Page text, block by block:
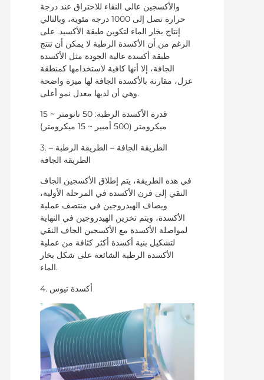
والأكسجين عالي النقاء للاحتراق عند درجة
حرارة تصل إلى 1000 درجة مئوية، وبالتالي
إنتاج بخار الماء لتكوين طبقة الأكسيد. على
الرغم من أن الأكسدة الرطبة لا يمكن أن تنتج
طبقة أكسدة عالية الجودة مثل الأكسدة
الجافة، إلا أنها كافية لاستخدامها كمنطقة
عزل، مقارنة بالأكسدة الجافة لها ميزة واضحة
وهي أن لديها معدل نمو أعلى.
قدرة الأكسدة الرطبة: 50 نانومتر ~ 15
3. الطريقة الجافة – الطريقة الرطبة –
في هذه الطريقة، يتم إطلاق الأكسجين الجاف
النقي إلى فرن الأكسدة في المرحلة الأولية،
ويضاف الهيدروجين في منتصف عملية
الأكسدة، ويتم تخزين الهيدروجين في النهاية
لمواصلة الأكسدة مع الأكسجين الجاف النقي
لتشكيل بنية أكسدة أكثر كثافة من عملية
الأكسدة الرطبة الشائعة على شكل بخار
الماء.